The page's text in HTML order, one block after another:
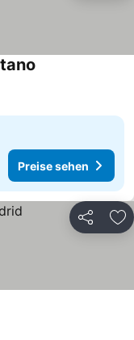
sehen
Preise sehen
Teilen
sehen